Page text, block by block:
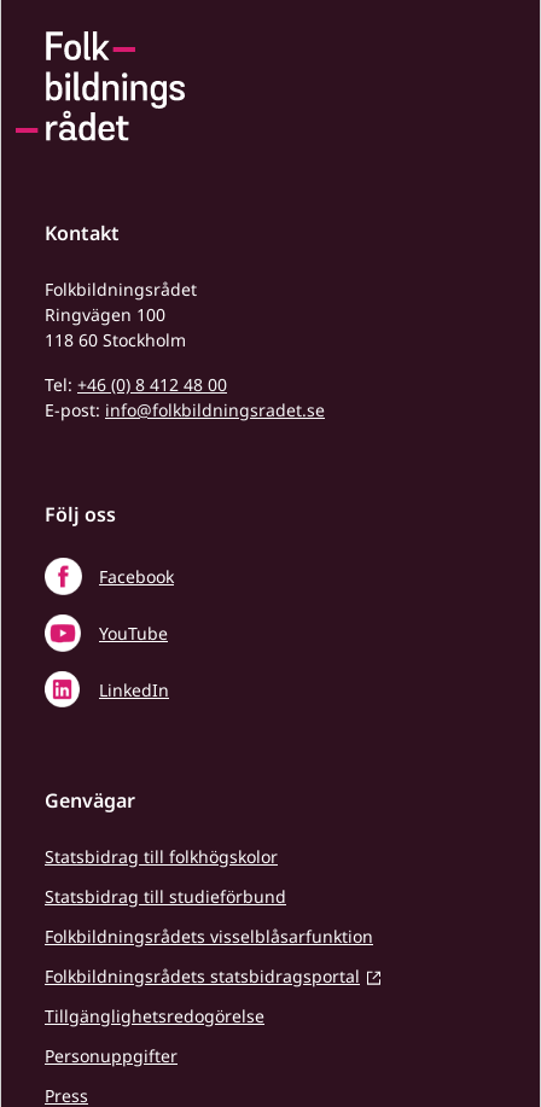
Kontakt
Folkbildningsrådet
Ringvägen 100
118 60 Stockholm
Tel: +46 (0) 8 412 48 00
E-post: info@folkbildningsradet.se
Följ oss
Facebook
YouTube
LinkedIn
Genvägar
Statsbidrag till folkhögskolor
Statsbidrag till studieförbund
Folkbildningsrådets visselblåsarfunktion
Folkbildningsrådets statsbidragsportal
Tillgänglighetsredogörelse
Personuppgifter
Press